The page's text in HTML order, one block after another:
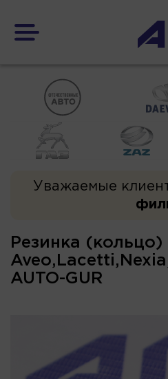
Уважаемые
Резинка
AUTO-GUR